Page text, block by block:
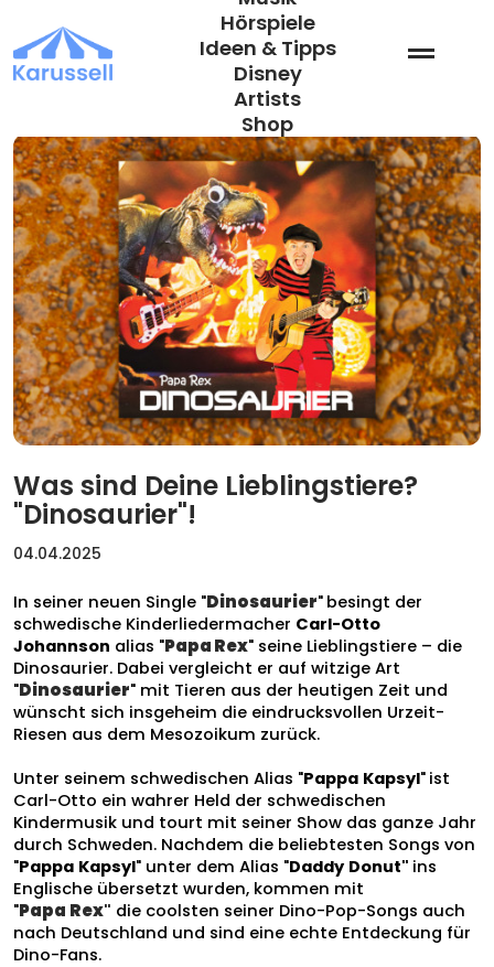
Inhalt
springen
Hörspiele
Ideen & Tipps
Disney
Artists
Shop
Was sind Deine Lieblingstiere?
"Dinosaurier"!
04.04.2025
In seiner neuen Single "Dinosaurier" besingt der
schwedische Kinderliedermacher Carl-Otto
Johannson alias "Papa Rex" seine Lieblingstiere – die
Dinosaurier. Dabei vergleicht er auf witzige Art
"Dinosaurier" mit Tieren aus der heutigen Zeit und
wünscht sich insgeheim die eindrucksvollen Urzeit-
Riesen aus dem Mesozoikum zurück.
Unter seinem schwedischen Alias "Pappa Kapsyl" ist
Carl-Otto ein wahrer Held der schwedischen
Kindermusik und tourt mit seiner Show das ganze Jahr
durch Schweden. Nachdem die beliebtesten Songs von
"Pappa Kapsyl" unter dem Alias "Daddy Donut" ins
Englische übersetzt wurden, kommen mit
"Papa Rex" die coolsten seiner Dino-Pop-Songs auch
nach Deutschland und sind eine echte Entdeckung für
Dino-Fans.